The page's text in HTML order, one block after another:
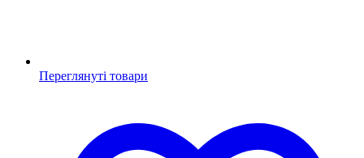
Переглянуті товари